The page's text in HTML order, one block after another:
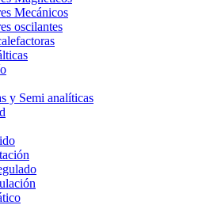
Mecánicos
oscilantes
y Semi analíticas